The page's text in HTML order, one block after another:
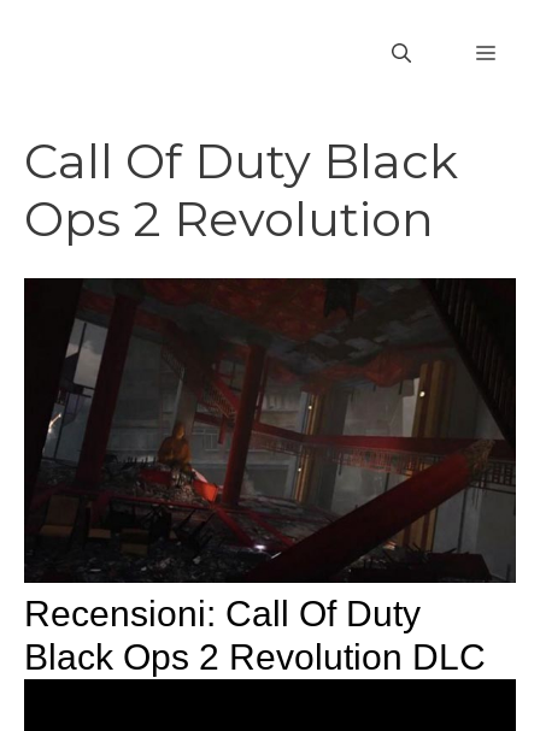
Call Of Duty Black
Ops 2 Revolution
Recensioni: Call Of Duty
Black Ops 2 Revolution DLC